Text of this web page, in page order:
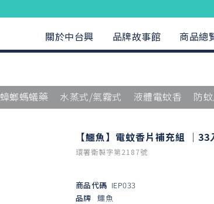
關於中台興 品牌故事館 商品總
蟑螂螞蟻藥 水蒸式/氣霧式 液體電蚊香 防
【鱷魚】電蚊香片補充組 ｜33
環署衛製字第2187號
商品代碼 IEP033
品牌 鱷魚